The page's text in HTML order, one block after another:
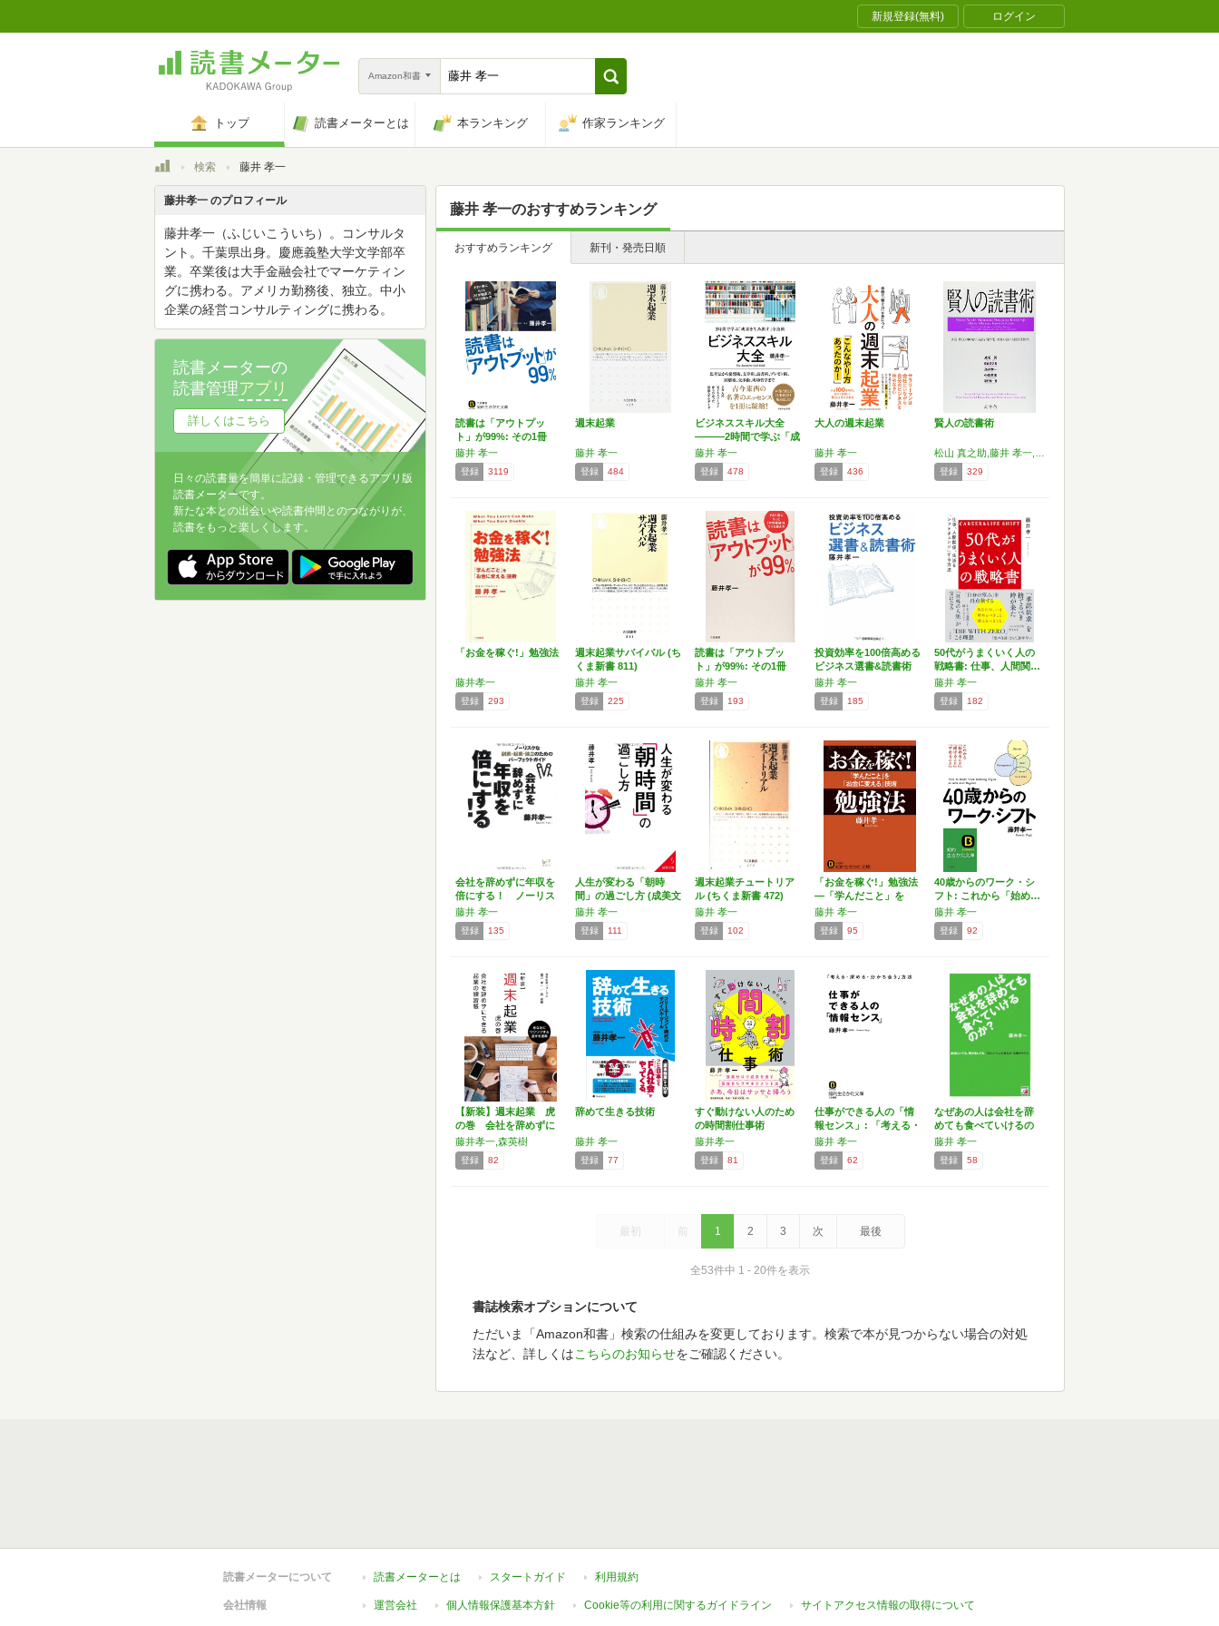
新規登録(無料) ログイン
Amazon和書
トップ 読書メーターとは 本ランキング 作家ランキング
トップ検索 藤井 孝一
藤井 孝一のおすすめランキング
おすすめランキング 新刊・発売日順
読書は「アウトプッ
ト」が99%: その1冊
に…
藤井 孝一
登録 3119
週末起業
藤井 孝一
登録 484
ビジネススキル大全
―――2時間で学ぶ「成
果を…
藤井 孝一
登録 478
大人の週末起業
藤井 孝一
登録 436
賢人の読書術
登録 329
「お金を稼ぐ!」勉強法
藤井孝一
登録 293
週末起業サバイバル (ち
くま新書 811)
藤井 孝一
登録 225
読書は「アウトプッ
ト」が99%: その1冊
に…
藤井 孝一
登録 193
投資効率を100倍高める
ビジネス選書&読書術
藤井 孝一
登録 185
50代がうまくいく人の
戦略書: 仕事、人間関…
藤井 孝一
登録 182
会社を辞めずに年収を
倍にする！ ノーリス
クな…
藤井 孝一
登録 135
人生が変わる「朝時
間」の過ごし方 (成美文
庫…
藤井 孝一
登録 111
週末起業チュートリア
ル (ちくま新書 472)
藤井 孝一
登録 102
「お金を稼ぐ!」勉強法
―「学んだこと」を
「お…
藤井 孝一
登録 95
40歳からのワーク・シ
フト: これから「始め…
藤井 孝一
登録 92
【新装】週末起業 虎
の巻 会社を辞めずに
でき…
藤井孝一,森英樹
登録 82
辞めて生きる技術
藤井 孝一
登録 77
すぐ動けない人のため
の時間割仕事術
藤井孝一
登録 81
仕事ができる人の「情
報センス」: 「考える・
…
藤井 孝一
登録 62
なぜあの人は会社を辞
めても食べていけるの
か?
藤井 孝一
登録 58
最初 前 1 2 3 次 最後
全53件中 1 - 20件を表示
書誌検索オプションについて
ただいま「Amazon和書」検索の仕組みを変更しております。検索で本が見つからない場合の対処
法など、詳しくはこちらのお知らせをご確認ください。
藤井孝一 のプロフィール
藤井孝一（ふじいこういち）。コンサルタ
ント。千葉県出身。慶應義塾大学文学部卒
業。卒業後は大手金融会社でマーケティン
グに携わる。アメリカ勤務後、独立。中小
企業の経営コンサルティングに携わる。
読書メーターの
読書管理アプリ
詳しくはこちら
日々の読書量を簡単に記録・管理できるアプリ版
読書メーターです。
新たな本との出会いや読書仲間とのつながりが、
読書をもっと楽しくします。
読書メーターについて 読書メーターとは スタートガイド 利用規約
会社情報 運営会社 個人情報保護基本方針 Cookie等の利用に関するガイドライン サイトアクセス情報の取得について